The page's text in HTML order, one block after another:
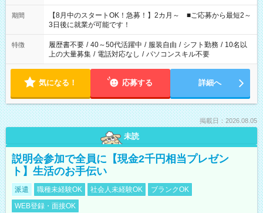
と休みを合わせたい」 「余裕を持って夕飯の準備がしたい」
「できれば残業はしたくない」 など、ご希望を教えてください
ね。 ※Wワーク希望の方へ 今ご覧のお仕事で希望する勤務時間
と、もう1つのお仕事の勤務時間。 合計で週40時間を超える場
合は応募できません。
期間
【8月中のスタートOK！急募！】2カ月～ ■ご応募から最短2～
3日後に就業が可能です！
特徴 履歴書不要 / 40～50代活躍中 / 服装自由 / シフト勤務 / 10名以
上の大量募集 / 電話対応なし / パソコンスキル不要
気になる！ 応募する 詳細へ
掲載日：2026.08.05
未読
説明会参加で全員に【現金2千円相当プレゼン
ト】生活のお手伝い
派遣 職種未経験OK 社会人未経験OK
ブランクOK
WEB登録・面接OK